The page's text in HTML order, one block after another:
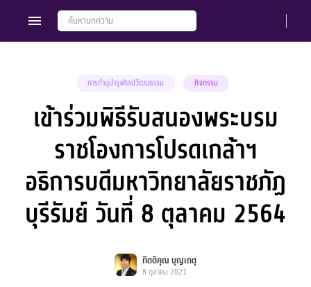
การทำนุบำรุงศิลปวัฒนธรรม กิจกรรม
เข้าร่วมพิธีรับสนองพระบรม
ราชโองการโปรดเกล้าฯ
อธิการบดีมหาวิทยาลัยราชภัฏ
บุรีรัมย์ วันที่ 8 ตุลาคม 2564
กิตติคุณ บุญเกตุ
8 ตุลาคม 2021
Members Groups